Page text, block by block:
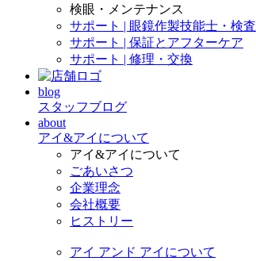
検眼・メンテナンス
サポート | 眼鏡作製技能士・検査
サポート | 保証とアフターケア
サポート | 修理・交換
blog
スタッフブログ
about
アイ&アイについて
アイ&アイについて
ごあいさつ
企業理念
会社概要
ヒストリー
アイ アンド アイについて